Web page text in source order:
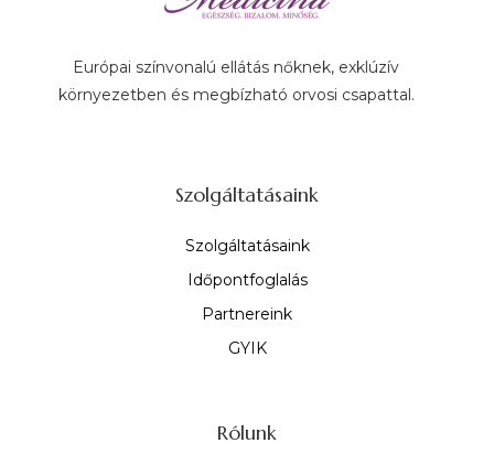
Európai színvonalú ellátás nőknek, exklúzív
környezetben és megbízható orvosi csapattal.
Szolgáltatásaink
Szolgáltatásaink
Időpontfoglalás
Partnereink
GYIK
Rólunk